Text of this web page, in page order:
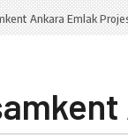
Ankara Emlak